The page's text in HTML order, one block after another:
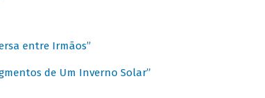
entre Irmãos”
de Um Inverno Solar”